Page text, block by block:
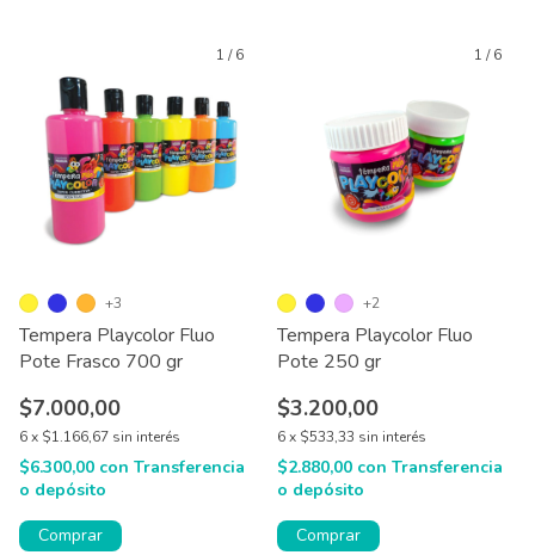
1 /6
Tempera Playcolor Fluo
Pote Frasco 700 gr
$7.000,00
6x $1.166,67 sin interés
$6.300,00 con Transferencia
o depósito
+3
Comprar
1 /6
Tempera Playcolor Fluo
Pote 250 gr
$3.200,00
6x $533,33 sin interés
$2.880,00 con Transferencia
o depósito
+2
Comprar